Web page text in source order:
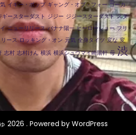
イギー・ポップ ギャング・オブ・フォー ゴーカ
ギースターダスト ジジー ジジースターダスト スタ
ニューリリース バナナ陽一 ヒーローショー フリ
リース ロッキング・オン 元気 全身タイツ 変な 変
志村 志村けん 横浜 横浜シュウマイ崎陽軒 母 渋
2026 . Powered by WordPress